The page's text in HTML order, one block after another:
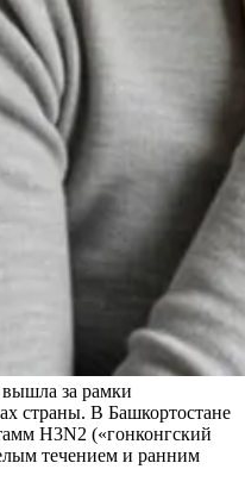
за рамки
страны. В Башкортостане
H3N2 («гонконгский
течением и ранним